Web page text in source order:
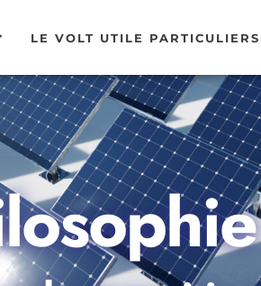
LE VOLT UTILE PARTICULIERS